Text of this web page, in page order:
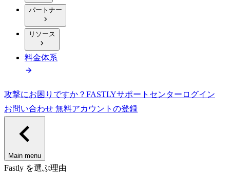
パートナー
リソース
料金体系
攻撃にお困りですか？ FASTLYサポートセンター ログイン
お問い合わせ 無料アカウントの登録
Main menu
Fastly を選ぶ理由